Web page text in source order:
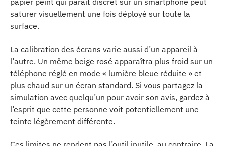
saturer visuellement une fois déployé sur toute la
surface.
La calibration des écrans varie aussi d’un appareil à
l’autre. Un même beige rosé apparaîtra plus froid sur un
téléphone réglé en mode « lumière bleue réduite » et
plus chaud sur un écran standard. Si vous partagez la
simulation avec quelqu’un pour avoir son avis, gardez à
l’esprit que cette personne voit potentiellement une
teinte légèrement différente.